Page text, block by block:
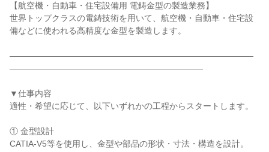
【航空機・自動車・住宅設備用 電鋳金型の製造業務】
世界トップクラスの電鋳技術を用いて、航空機・自動車・住宅設
備などに使われる高精度な金型を製造します。
―――――――――――――――――――――――――――――
―――――――――――――――――――――――
▼仕事内容
適性・希望に応じて、以下いずれかの工程からスタートします。
① 金型設計
CATIA-V5等を使用し、金型や部品の形状・寸法・構造を設計。